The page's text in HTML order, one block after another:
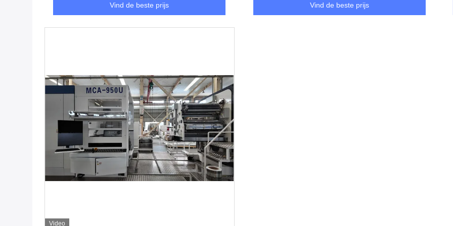
Vind de beste prijs Vind de beste prijs
Video